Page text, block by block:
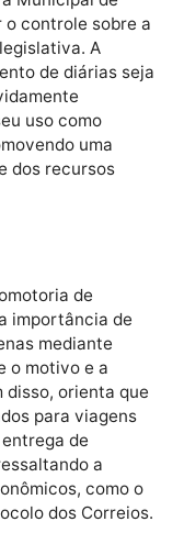
(MPRO) emitiu
Municipal de
o controle
legislativa. A
de diárias
uma
dos recursos
Promotoria de
a importância de
mediante
o motivo e a
disso, orienta